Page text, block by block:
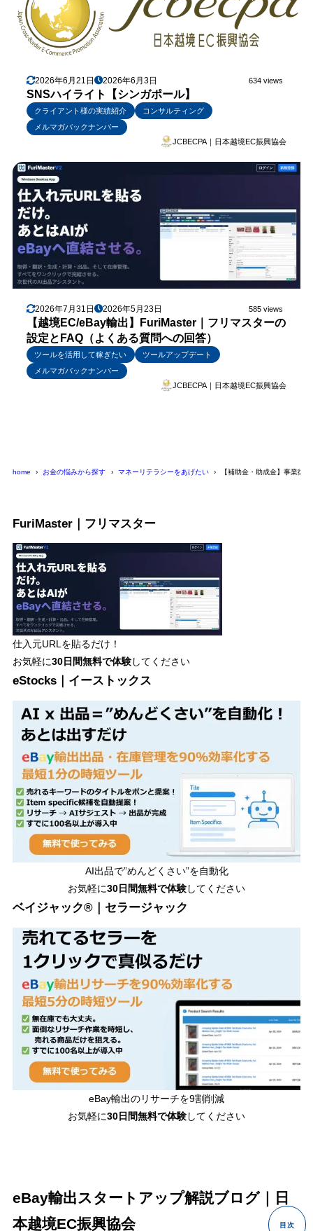
2026年6月21日 2026年6月3日 634 views
SNSハイライト【シンガポール】
クライアント様の実績紹介
コンサルティング
メルマガバックナンバー
JCBECPA｜日本越境EC振興協会
2026年7月31日 2026年5月23日 585 views
【越境EC/eBay輸出】FuriMaster｜フリマスターの
設定とFAQ（よくある質問への回答）
ツールを活用して稼ぎたい
ツールアップデート
メルマガバックナンバー
JCBECPA｜日本越境EC振興協会
home お金の悩みから探す マネーリテラシーをあげたい 【補助金・助成金】事業復
FuriMaster｜フリマスター
仕入元URLを貼るだけ！
お気軽に30日間無料で体験してください
eStocks｜イーストックス
AI出品で”めんどくさい”を自動化
お気軽に30日間無料で体験してください
ベイジャック®｜セラージャック
eBay輸出のリサーチを9割削減
お気軽に30日間無料で体験してください
eBay輸出スタートアップ解説ブログ｜日
本越境EC振興協会